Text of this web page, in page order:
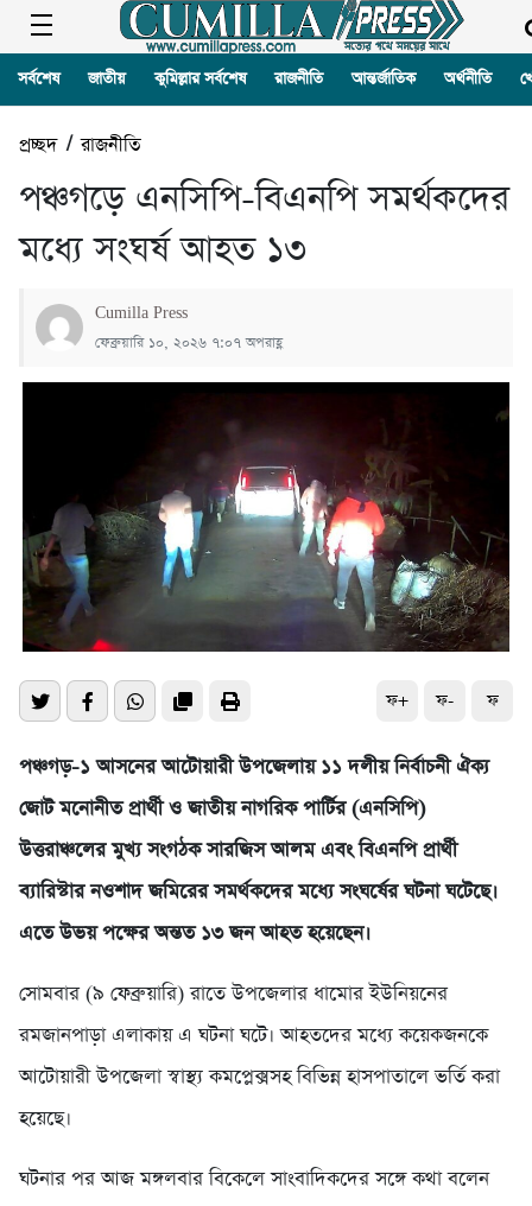
সর্বশেষ জাতীয় কুমিল্লার সর্বশেষ রাজনীতি আন্তর্জাতিক অর্থনীতি
প্রচ্ছদ/রাজনীতি
পঞ্চগড়ে এনসিপি-বিএনপি সমর্থকদের
মধ্যে সংঘর্ষ আহত ১৩
Cumilla Press
ফেব্রুয়ারি ১০, ২০২৬ ৭:০৭ অপরাহ্ণ
ফ+ ফ- ফ
পঞ্চগড়-১ আসনের আটোয়ারী উপজেলায় ১১ দলীয় নির্বাচনী ঐক্য
জোট মনোনীত প্রার্থী ও জাতীয় নাগরিক পার্টির (এনসিপি)
উত্তরাঞ্চলের মুখ্য সংগঠক সারজিস আলম এবং বিএনপি প্রার্থী
ব্যারিস্টার নওশাদ জমিরের সমর্থকদের মধ্যে সংঘর্ষের ঘটনা ঘটেছে।
এতে উভয় পক্ষের অন্তত ১৩ জন আহত হয়েছেন।
সোমবার (৯ ফেব্রুয়ারি) রাতে উপজেলার ধামোর ইউনিয়নের
রমজানপাড়া এলাকায় এ ঘটনা ঘটে। আহতদের মধ্যে কয়েকজনকে
আটোয়ারী উপজেলা স্বাস্থ্য কমপ্লেক্সসহ বিভিন্ন হাসপাতালে ভর্তি করা
হয়েছে।
ঘটনার পর আজ মঙ্গলবার বিকেলে সাংবাদিকদের সঙ্গে কথা বলেন